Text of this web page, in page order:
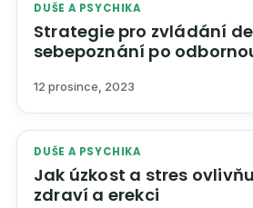
DUŠE A PSYCHIKA
Strategie pro zvládání
sebepoznání po
12 prosince, 2023
DUŠE A PSYCHIKA
Jak úzkost a stres
zdraví a erekci